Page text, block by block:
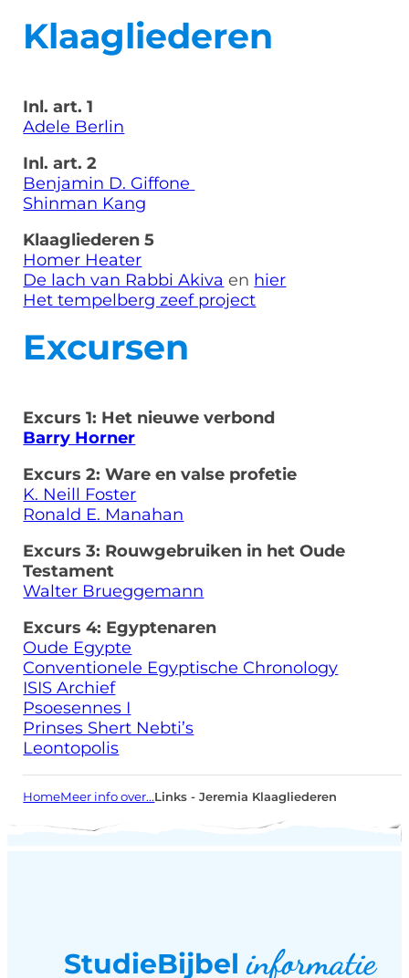
Klaagliederen
Inl. art. 1
Adele Berlin
Inl. art. 2
Benjamin D. Giffone
Shinman Kang
Klaagliederen 5
Homer Heater
De lach van Rabbi Akiva en hier
Het tempelberg zeef project
Excursen
Excurs 1: Het nieuwe verbond
Barry Horner
Excurs 2: Ware en valse profetie
K. Neill Foster
Ronald E. Manahan
Excurs 3: Rouwgebruiken in het Oude
Testament
Walter Brueggemann
Excurs 4: Egyptenaren
Oude Egypte
Conventionele Egyptische Chronology
ISIS Archief
Psoesennes I
Prinses Shert Nebti’s
Leontopolis
HomeMeer info over...Links - Jeremia Klaagliederen
StudieBijbelinformatie